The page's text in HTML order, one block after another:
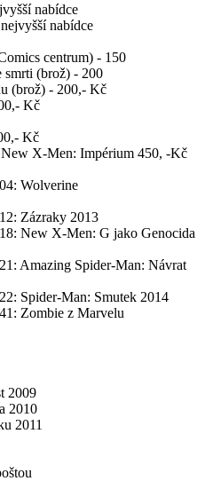
nabídce
nabídce
centrum) - 150
smrti (brož) - 200
(brož) - 200,- Kč
Kč
Kč
X-Men: Impérium 450, -Kč
Wolverine
Zázraky 2013
New X-Men: G jako Genocida
Amazing Spider-Man: Návrat
Spider-Man: Smutek 2014
Zombie z Marvelu
2009
2010
2011